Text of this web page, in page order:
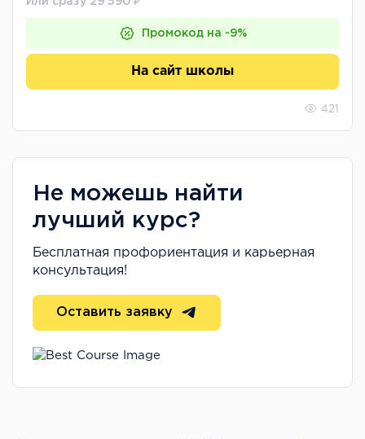
Промокод на -9%
На сайт школы
421
Не можешь найти
лучший курс?
Бесплатная профориентация и карьерная
консультация!
Оставить заявку